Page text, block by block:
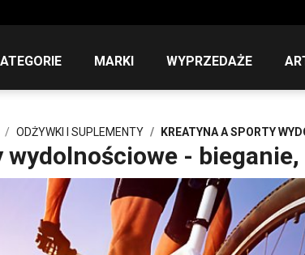
MARKI WYPRZEDAŻE
ODŻYWKI I SUPLEMENTY KREATYNA A SPORTY
-